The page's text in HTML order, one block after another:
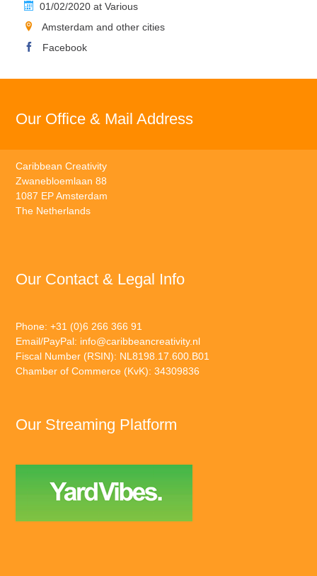
01/02/2020 at Various
Amsterdam and other cities
Facebook
Our Office & Mail Address
Caribbean Creativity
Zwanebloemlaan 88
1087 EP Amsterdam
The Netherlands
Our Contact & Legal Info
Phone: +31 (0)6 266 366 91
Email/PayPal: info@caribbeancreativity.nl
Fiscal Number (RSIN): NL8198.17.600.B01
Chamber of Commerce (KvK): 34309836
Our Streaming Platform